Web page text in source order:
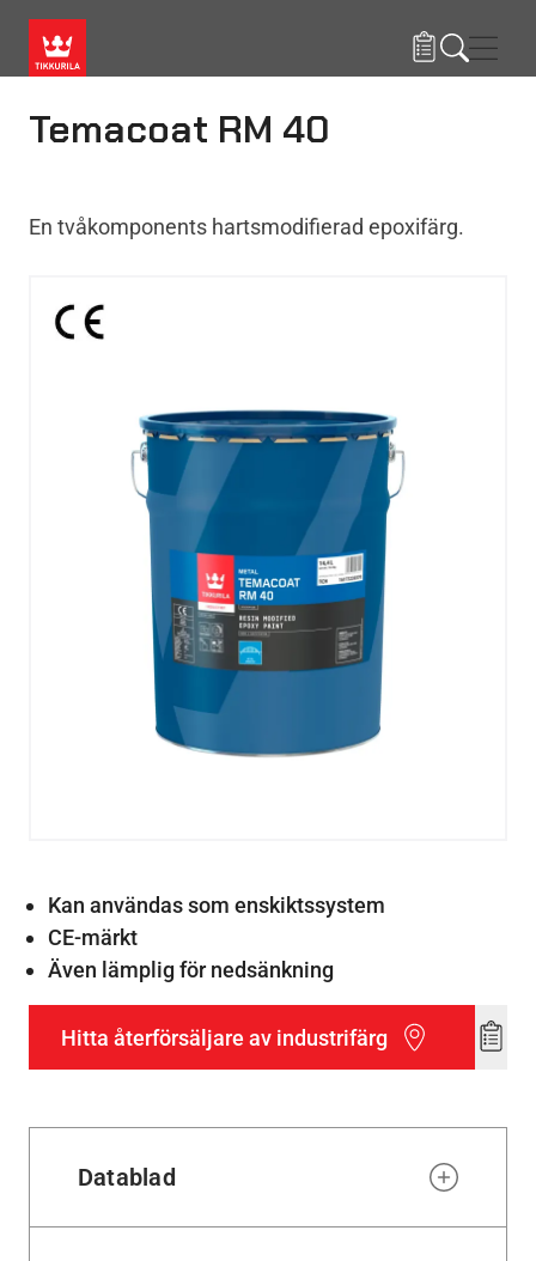
Temacoat RM 40
En tvåkomponents hartsmodifierad epoxifärg.
Kan användas som enskiktssystem
CE-märkt
Även lämplig för nedsänkning
Hitta återförsäljare av industrifärg
Add
Datablad